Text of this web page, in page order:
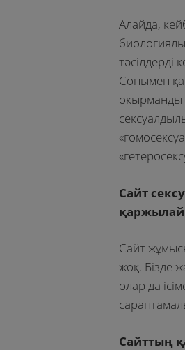
Алайда,
тәсілдерді
Сонымен
оқырманды
Сайт
Сайт
жоқ. Бізде
олар да
Сайттың